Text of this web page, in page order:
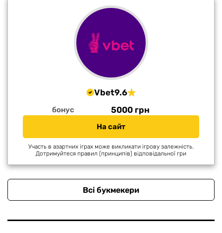
Vbet9.6
бонус 5000 грн
На сайт
Участь в азартних іграх може викликати ігрову залежність.
Дотримуйтеся правил (принципів) відповідальної гри
Всі букмекери